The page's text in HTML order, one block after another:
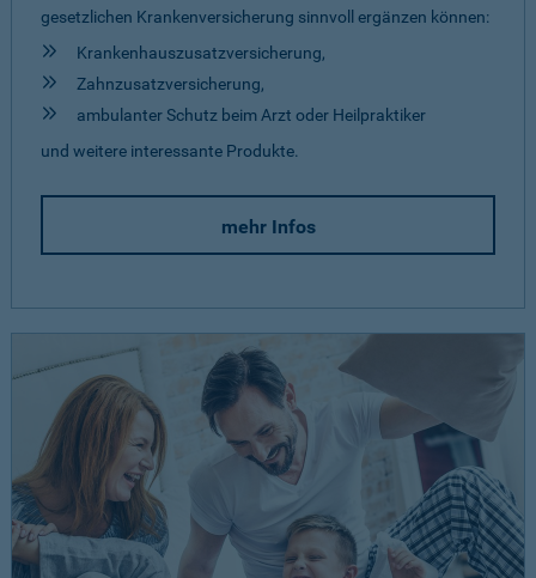
gesetzlichen Krankenversicherung sinnvoll ergänzen können:
Krankenhauszusatzversicherung,
Zahnzusatzversicherung,
ambulanter Schutz beim Arzt oder Heilpraktiker
und weitere interessante Produkte.
mehr Infos